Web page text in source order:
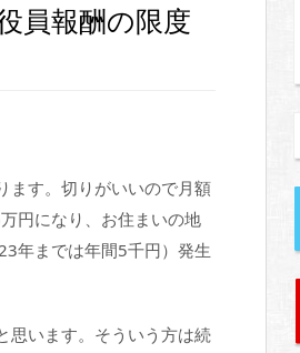
員報酬の限度
ます。切りがいいので月額
円になり、お住まいの地
年までは年間5千円）発生
思います。そういう方は続